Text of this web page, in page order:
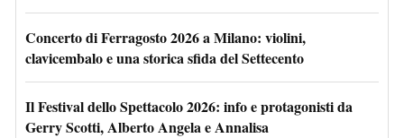
Concerto di Ferragosto 2026 a Milano: violini,
clavicembalo e una storica sfida del Settecento
Il Festival dello Spettacolo 2026: info e protagonisti da
Gerry Scotti, Alberto Angela e Annalisa